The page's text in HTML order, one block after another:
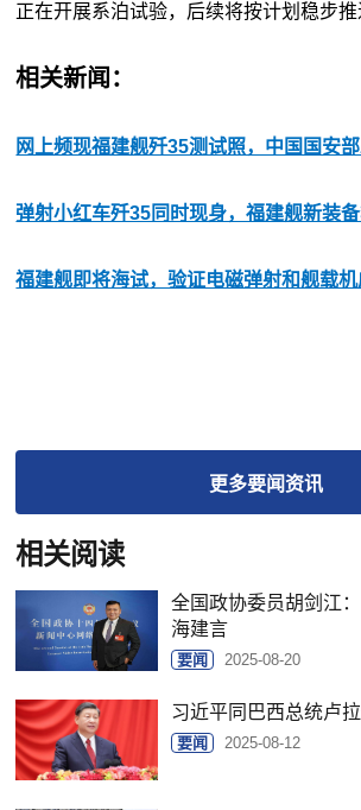
正在开展系泊试验，后续将按计划稳步推
相关新闻：
网上频现福建舰歼35测试照，中国国安
弹射小红车歼35同时现身，福建舰新装
福建舰即将海试，验证电磁弹射和舰载
更多要闻资讯
相关阅读
全国政协委员胡剑江
海建言
要闻 2025-08-20
习近平同巴西总统卢
要闻 2025-08-12